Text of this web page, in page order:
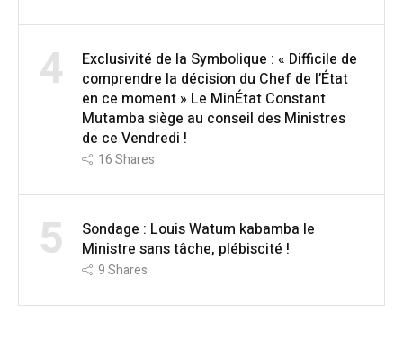
4
Exclusivité de la Symbolique : « Difficile de
comprendre la décision du Chef de l’État
en ce moment » Le MinÉtat Constant
Mutamba siège au conseil des Ministres
de ce Vendredi !
16Shares
5
Sondage : Louis Watum kabamba le
Ministre sans tâche, plébiscité !
9Shares